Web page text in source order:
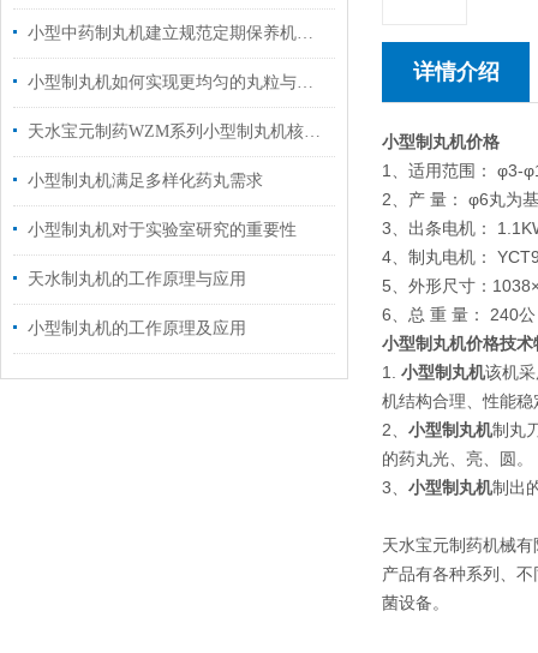
小型中药制丸机建立规范定期保养机制的重要性介绍
小型制丸机如何实现更均匀的丸粒与更高产量？
天水宝元制药WZM系列小型制丸机核心优势与应用解析
小型制丸机满足多样化药丸需求
小型制丸机对于实验室研究的重要性
天水制丸机的工作原理与应用
小型制丸机的工作原理及应用
详情介绍
小型制丸机价格
1、适用范围： φ3-
2、产 量： φ6丸为
3、出条电机：
4、制丸电机：
5、外形尺寸：
6、总 重 量： 240
小型制丸机价格技术
1. 小型制丸机该机
机结构合理、性能
2、 小型制丸机制丸
的药丸光、亮、圆。
3、 小型制丸机制出
天水宝元制药机械
产品有各种系列、
菌设备。